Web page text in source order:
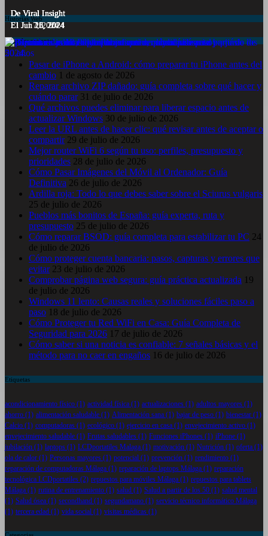
Historias Web
De Viral Insight
El Jul 7, 2024
De Viral Insight
El Jun 23, 2024
De Viral Insight
El Jun 20, 2024
De Viral Insight
El Jun 15, 2024
De Viral Insight
El Jun 11, 2024
Entradas recientes
Pasar de iPhone a Android: cómo preparar tu iPhone antes del
cambio 1 de agosto de 2026
Reparar archivo ZIP dañado: guía completa sobre qué hacer y
cuándo parar 31 de julio de 2026
Qué archivos puedes eliminar para liberar espacio antes de
actualizar Windows 30 de julio de 2026
Leer la URL antes de hacer clic: qué revisar antes de aceptar o
compartir 29 de julio de 2026
Mejor router WiFi 6 según tu uso: perfiles, presupuesto y
prioridades 28 de julio de 2026
Cómo Pasar Imágenes del Móvil al Ordenador: Guía
Definitiva 26 de julio de 2026
Ardilla roja: Todo lo que debes saber sobre el Sciurus vulgaris
25 de julio de 2026
Pueblos más bonitos de España: guía experta, ruta y
presupuesto 25 de julio de 2026
Cómo reparar BSOD: guía completa para estabilizar tu PC 24
de julio de 2026
Cómo proteger cuenta bancaria: pasos, capturas y errores que
evitar 23 de julio de 2026
Comprobar página web segura: guía práctica actualizada 19
de julio de 2026
Windows 11 lento: Causas reales y soluciones fáciles paso a
paso 18 de julio de 2026
Cómo Proteger tu Red WiFi en Casa: Guía Completa de
Seguridad para 2026 17 de julio de 2026
Cómo saber si una noticia es confiable: 7 señales básicas y el
método para no caer en engaños 16 de julio de 2026
Etiquetas
acondicionamiento físico (1) actividad física (1) actualizaciones (1) adultos mayores (1)
ahorro (1) alimentación saludable (1) Alimentación sana (1) bajar de peso (1) bienestar (1)
Calcio (1) computadoras (1) ecológico (1) ejercicio en casa (1) envejecimiento activo (1)
envejecimiento saludable (1) Frutas saludables (1) Funciones iPhones (1) iPhone (1)
jubilación (1) laptops (1) LCDportatiles Malaga (1) motivación (1) Nutrición (1) oferta (1)
ola de calor (1) Personas mayores (1) potencial (1) prevención (1) rendimiento (1)
reparación de computadoras Málaga (1) reparación de laptops Málaga (1) reparación
tecnológica LCDportatiles (2) repuestos para móviles Málaga (1) repuestos para tablets
Málaga (1) rutina de entrenamiento (1) salud (1) Salud a partir de los 50 (1) salud mental
(1) Salud ósea (1) secondhand (1) segundamano (1) servicio técnico informático Málaga
(1) tercera edad (1) vida social (1) visitas médicas (1)